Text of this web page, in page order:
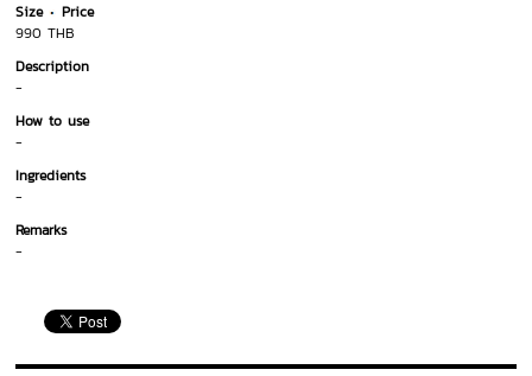
Size
Price
990 THB
Description
-
How to use
-
Ingredients
-
Remarks
-